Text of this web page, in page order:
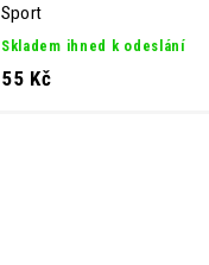
Sport
Skladem ihned k odeslání
55 Kč